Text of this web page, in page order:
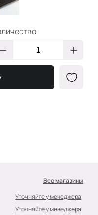
Все магазины
Уточняйте у менеджера
Уточняйте у менеджера